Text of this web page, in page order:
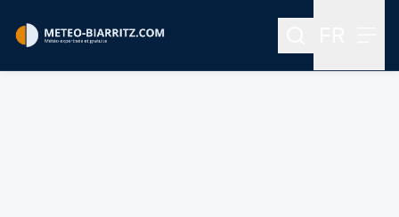
Rechercher